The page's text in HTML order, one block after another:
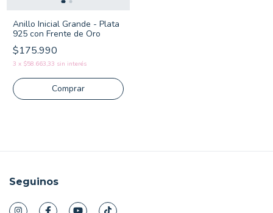
Anillo Inicial Grande - Plata
925 con Frente de Oro
$175.990
3 x $58.663,33 sin interés
Comprar
Seguinos